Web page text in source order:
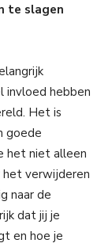
te slagen
invloed hebben
Het is
goede
het niet alleen
verwijderen
naar de
dat jij je
en hoe je